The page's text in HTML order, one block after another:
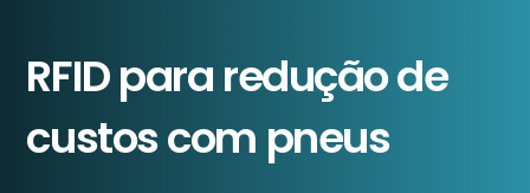
RFID para redução de
custos com pneus